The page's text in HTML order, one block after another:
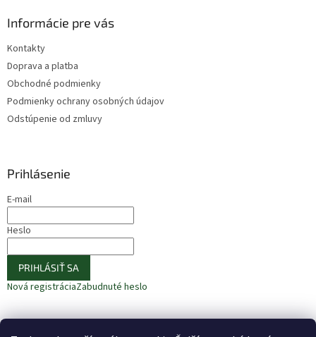
Informácie pre vás
Kontakty
Doprava a platba
Obchodné podmienky
Podmienky ochrany osobných údajov
Odstúpenie od zmluvy
Prihlásenie
E-mail
Heslo
PRIHLÁSIŤ SA
Nová registráciaZabudnuté heslo